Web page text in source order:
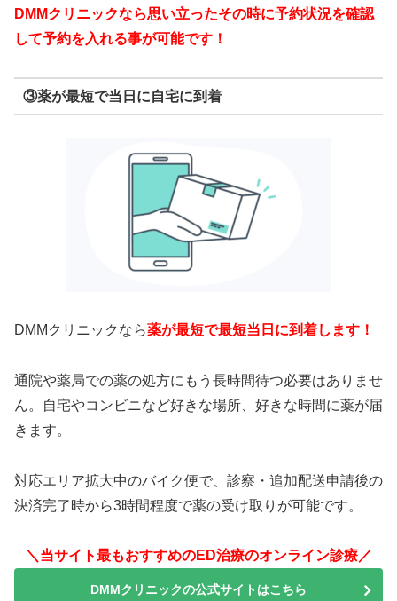
DMMクリニックなら思い立ったその時に予約状況を確認
して予約を入れる事が可能です！
③薬が最短で当日に自宅に到着
DMMクリニックなら薬が最短で最短当日に到着します！
通院や薬局での薬の処方にもう長時間待つ必要はありませ
ん。自宅やコンビニなど好きな場所、好きな時間に薬が届
きます。
対応エリア拡大中のバイク便で、診察・追加配送申請後の
決済完了時から3時間程度で薬の受け取りが可能です。
＼当サイト最もおすすめのED治療のオンライン診療／
DMMクリニックの公式サイトはこちら